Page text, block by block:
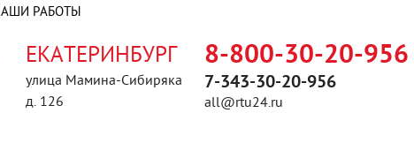
РАБОТЫ
ЕКАТЕРИНБУРГ
улица Мамина-Сибиряка
д. 126
8-800-30-20-956
7-343-30-20-956
all@rtu24.ru